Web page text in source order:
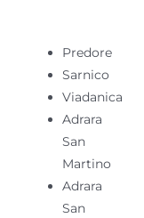
Predore
Sarnico
Viadanica
Adrara
San
Martino
Adrara
San